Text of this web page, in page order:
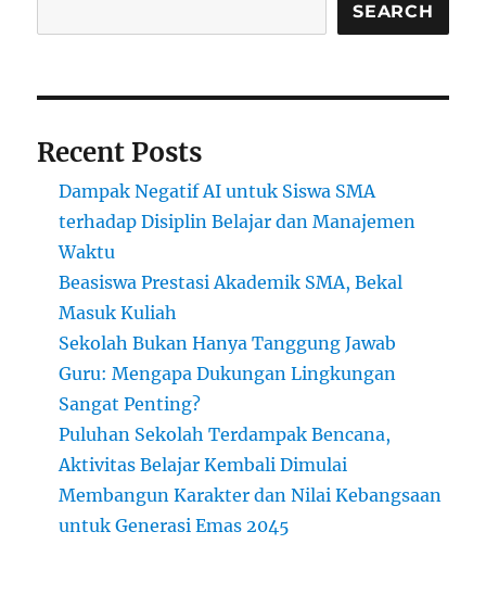
Keunggulan
Penelitian
SEARCH
Recent Posts
Dampak Negatif AI untuk Siswa SMA
terhadap Disiplin Belajar dan Manajemen
Waktu
Beasiswa Prestasi Akademik SMA, Bekal
Masuk Kuliah
Sekolah Bukan Hanya Tanggung Jawab
Guru: Mengapa Dukungan Lingkungan
Sangat Penting?
Puluhan Sekolah Terdampak Bencana,
Aktivitas Belajar Kembali Dimulai
Membangun Karakter dan Nilai Kebangsaan
untuk Generasi Emas 2045